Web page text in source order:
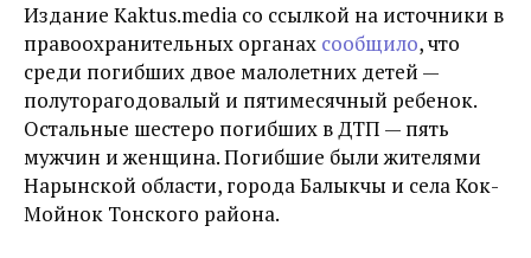
Издание Kaktus.media со ссылкой на источники в
правоохранительных органах сообщило, что
среди погибших двое малолетних детей —
полуторагодовалый и пятимесячный ребенок.
Остальные шестеро погибших в ДТП — пять
мужчин и женщина. Погибшие были жителями
Нарынской области, города Балыкчы и села Кок-
Мойнок Тонского района.